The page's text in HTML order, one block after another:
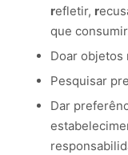
refletir, r
que
Doar objetos
Pesquisar
Dar